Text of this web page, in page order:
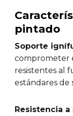
pintado
Soporte
comprometer
resistentes al
estándares de
Resistencia